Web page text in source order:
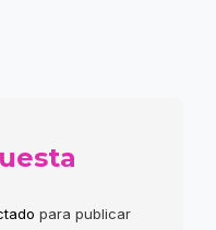
para publicar